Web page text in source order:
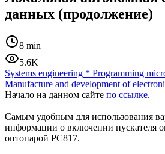
данных (продолжение)
8 min
5.6K
Systems engineering * Programming
Manufacture and development of
Начало на данном сайте по ссылке.
Самым удобным для использования
информации о включении пускателя
оптопарой PC817.